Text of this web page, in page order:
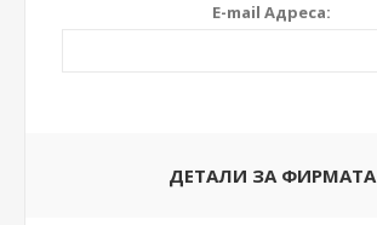
E-mail Адреса:
ДЕТАЛИ ЗА ФИРМАТА